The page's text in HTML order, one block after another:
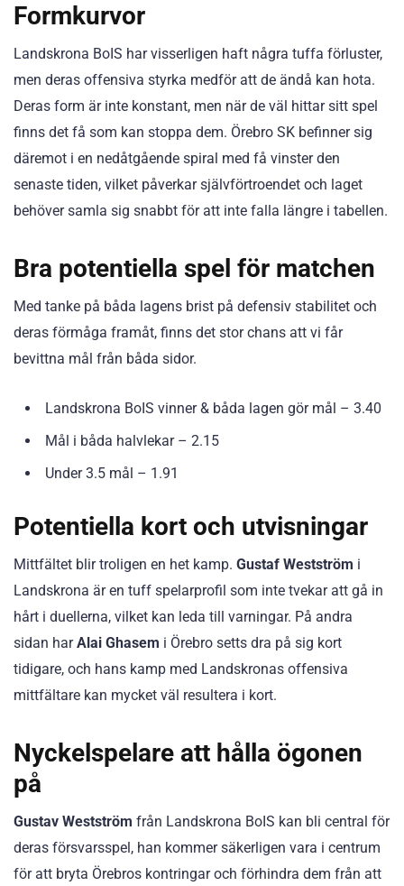
Formkurvor
Landskrona BoIS har visserligen haft några tuffa förluster,
men deras offensiva styrka medför att de ändå kan hota.
Deras form är inte konstant, men när de väl hittar sitt spel
finns det få som kan stoppa dem. Örebro SK befinner sig
däremot i en nedåtgående spiral med få vinster den
senaste tiden, vilket påverkar självförtroendet och laget
behöver samla sig snabbt för att inte falla längre i tabellen.
Bra potentiella spel för matchen
Med tanke på båda lagens brist på defensiv stabilitet och
deras förmåga framåt, finns det stor chans att vi får
bevittna mål från båda sidor.
Landskrona BoIS vinner & båda lagen gör mål – 3.40
Mål i båda halvlekar – 2.15
Under 3.5 mål – 1.91
Potentiella kort och utvisningar
Mittfältet blir troligen en het kamp. Gustaf Westström i
Landskrona är en tuff spelarprofil som inte tvekar att gå in
hårt i duellerna, vilket kan leda till varningar. På andra
sidan harAlai Ghasem i Örebro setts dra på sig kort
tidigare, och hans kamp med Landskronas offensiva
mittfältare kan mycket väl resultera i kort.
Nyckelspelare att hålla ögonen
på
Gustav Westström från Landskrona BoIS kan bli central för
deras försvarsspel, han kommer säkerligen vara i centrum
för att bryta Örebros kontringar och förhindra dem från att